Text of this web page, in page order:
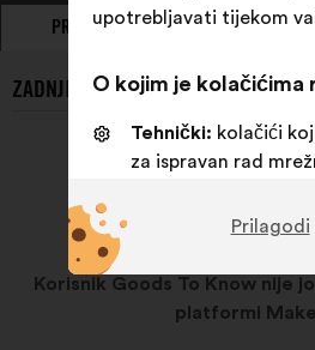
PRIJEDLOZI STAJALIŠTA
ZADNJI PRIJEDLOZI KORISNIKA
Korisnik Goods To Know nije
platformi
upotrebljavati tijekom
O kojim je kolačićima
Tehnički: kolačići
za ispravan rad
se poboljšava vaše
kolačići
skupno obogaćuje
Prilagodi